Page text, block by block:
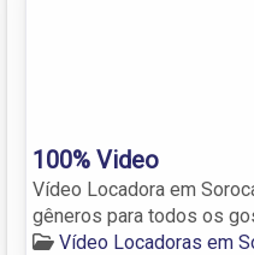
100% Video
Vídeo Locadora em
gêneros para todos os
Vídeo Locadoras em